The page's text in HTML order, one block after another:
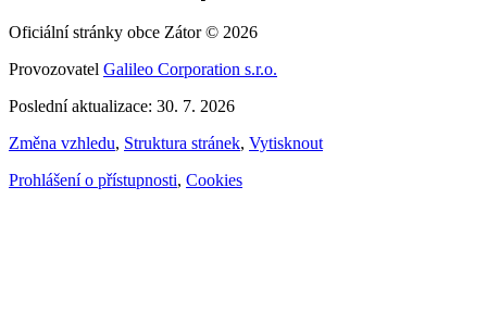
Oficiální stránky obce Zátor © 2026
Provozovatel Galileo Corporation s.r.o.
Poslední aktualizace: 30. 7. 2026
Změna vzhledu, Struktura stránek, Vytisknout
Prohlášení o přístupnosti, Cookies